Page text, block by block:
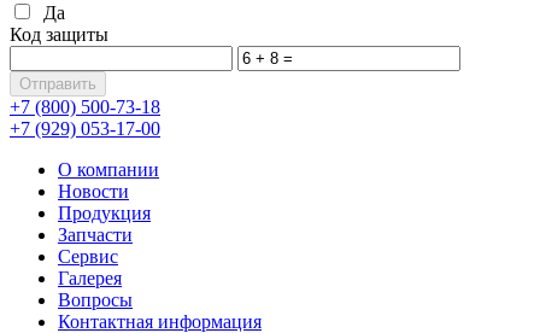
Да
Код защиты
+7 (800) 500-73-18
+7 (929) 053-17-00
О компании
Новости
Продукция
Запчасти
Сервис
Галерея
Вопросы
Контактная информация